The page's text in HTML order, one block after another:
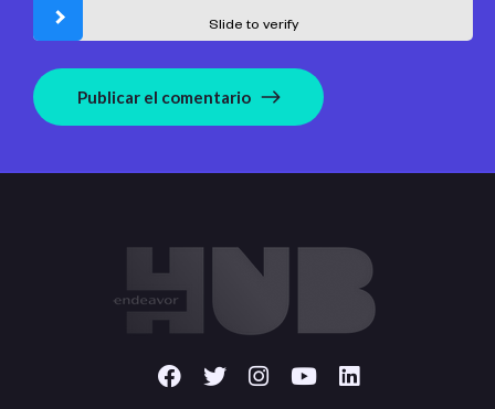
Slide to verify
Publicar el comentario